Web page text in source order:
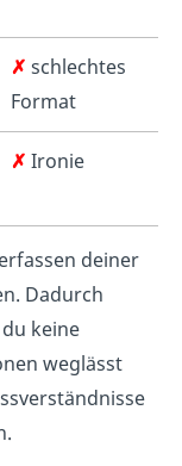
✗ schlechtes
Format
✗ Ironie
deiner
Dadurch
du keine
weglässt